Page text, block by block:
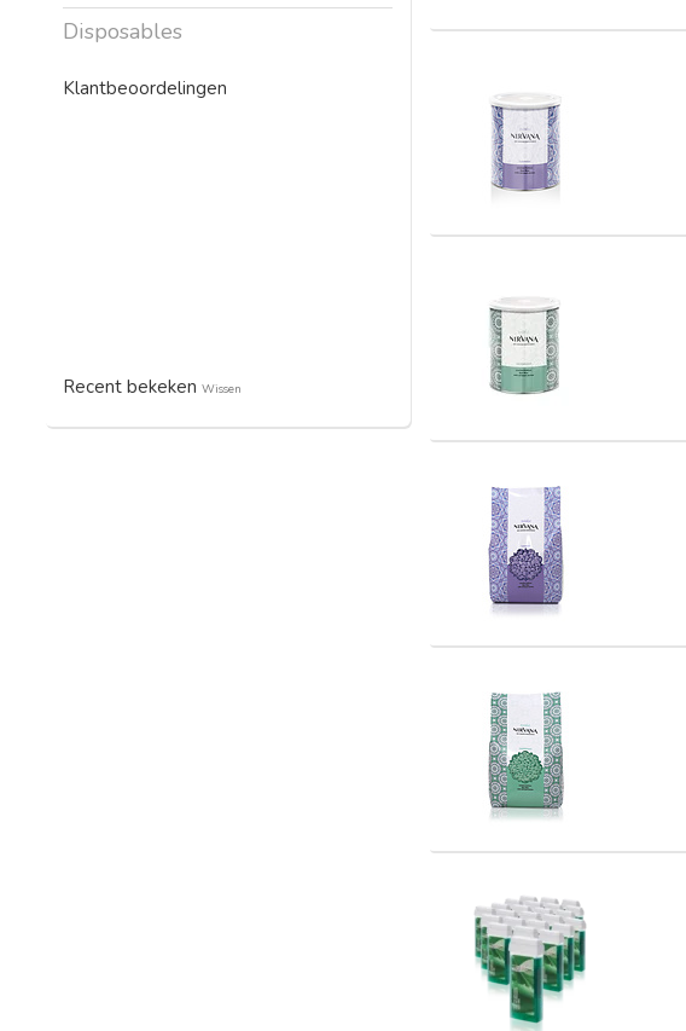
Disposables
Klantbeoordelingen
Recent bekeken Wissen